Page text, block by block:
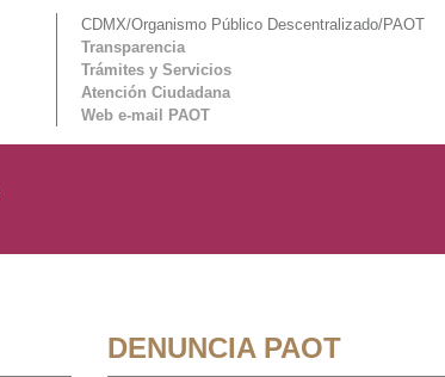
CDMX/Organismo Público Descentralizado/PAOT
Transparencia
Trámites y Servicios
Atención Ciudadana
Web e-mail PAOT
DENUNCIA PAOT